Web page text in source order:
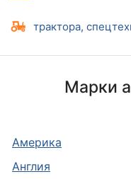
трактора,
Марки
Америка
Англия